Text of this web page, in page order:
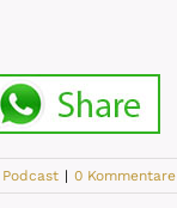
Podcast | 0 Kommentare